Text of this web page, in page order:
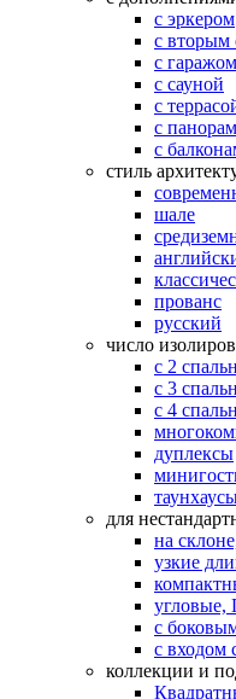
с эркером
с вторым
с гаражом
с сауной
с
с
с
стиль
шале
прованс
русский
число
с 2
с 3
с 4
дуплексы
для
на
узкие
угловые,
с
с входом
коллекции и